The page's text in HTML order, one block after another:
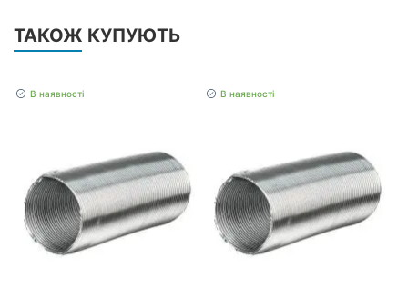
ТАКОЖ КУПУЮТЬ
В наявності В наявності